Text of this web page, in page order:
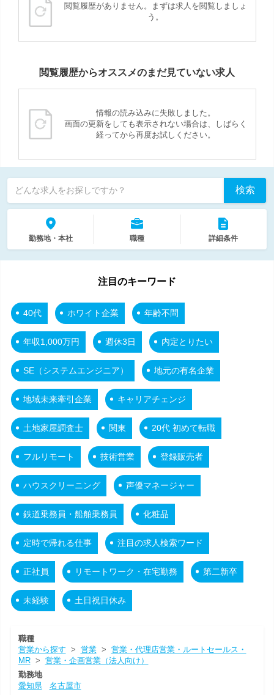
閲覧履歴がありません。まずは求人を閲覧しましょ
う。
閲覧履歴からオススメのまだ見ていない求人
情報の読み込みに失敗しました。
画面の更新をしても表示されない場合は、しばらく
経ってから再度お試しください。
どんな求人をお探しですか？ 検索
勤務地・本社 職種 詳細条件
注目のキーワード
40代 ホワイト企業 年齢不問
年収1,000万円 週休3日 内定とりたい
SE（システムエンジニア） 地元の有名企業
地域未来牽引企業 キャリアチェンジ
土地家屋調査士 関東 20代 初めて転職
フルリモート 技術営業 登録販売者
ハウスクリーニング 声優マネージャー
鉄道乗務員・船舶乗務員 化粧品
定時で帰れる仕事 注目の求人検索ワード
正社員 リモートワーク・在宅勤務 第二新卒
未経験 土日祝日休み
職種
営業から探す > 営業> 営業・代理店営業・ルートセールス・
MR> 営業・企画営業（法人向け）
勤務地
愛知県
名古屋市